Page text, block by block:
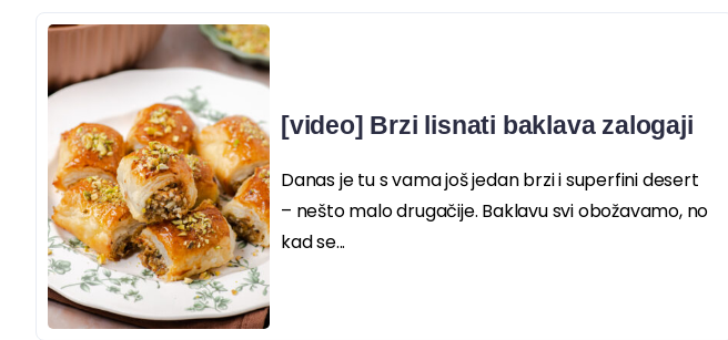
[video] Brzi lisnati baklava zalogaji
Danas je tu s vama još jedan brzi i superfini desert
– nešto malo drugačije. Baklavu svi obožavamo, no
kad se...